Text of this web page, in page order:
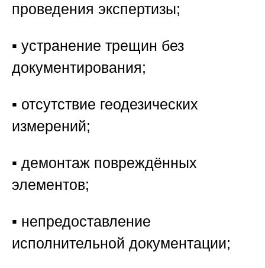
проведения экспертизы;
▪️ устранение трещин без
документирования;
▪️ отсутствие геодезических
измерений;
▪️ демонтаж повреждённых
элементов;
▪️ непредоставление
исполнительной документации;